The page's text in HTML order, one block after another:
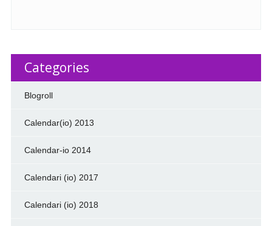
Categories
Blogroll
Calendar(io) 2013
Calendar-io 2014
Calendari (io) 2017
Calendari (io) 2018